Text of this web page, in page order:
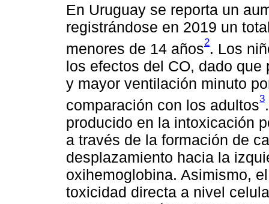
En Uruguay se reporta un
registrándose en 2019 un
menores de 14 años2. Los
los efectos del CO, dado
y mayor ventilación minuto
comparación con los adultos3
producido en la intoxicación
a través de la formación de
desplazamiento hacia la
oxihemoglobina. Asimismo,
toxicidad directa a nivel